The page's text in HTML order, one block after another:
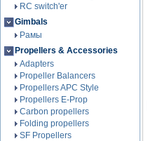
RC switch'er
Gimbals
Рамы
Propellers & Accessories
Adapters
Propeller Balancers
Propellers APC Style
Propellers E-Prop
Carbon propellers
Folding propellers
SF Propellers